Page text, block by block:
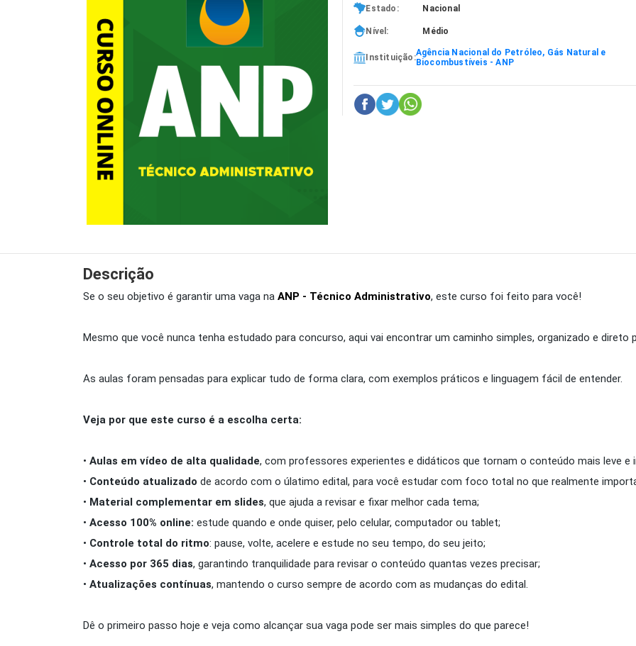
Estado: Nacional
Nível: Médio
Instituição:Agência Nacional do Petróleo, Gás Natural e
Biocombustíveis - ANP
Descrição
Se o seu objetivo é garantir uma vaga na ANP - Técnico Administrativo, este curso foi feito para você!
Mesmo que você nunca tenha estudado para concurso, aqui vai encontrar um caminho simples, organizado e direto
As aulas foram pensadas para explicar tudo de forma clara, com exemplos práticos e linguagem fácil de entender.
Veja por que este curso é a escolha certa:
• Aulas em vídeo de alta qualidade, com professores experientes e didáticos que tornam o conteúdo mais leve e
• Conteúdo atualizado de acordo com o úlatimo edital, para você estudar com foco total no que realmente
• Material complementar em slides, que ajuda a revisar e fixar melhor cada tema;
• Acesso 100% online: estude quando e onde quiser, pelo celular, computador ou tablet;
• Controle total do ritmo: pause, volte, acelere e estude no seu tempo, do seu jeito;
• Acesso por 365 dias, garantindo tranquilidade para revisar o conteúdo quantas vezes precisar;
• Atualizações contínuas, mantendo o curso sempre de acordo com as mudanças do edital.
Dê o primeiro passo hoje e veja como alcançar sua vaga pode ser mais simples do que parece!